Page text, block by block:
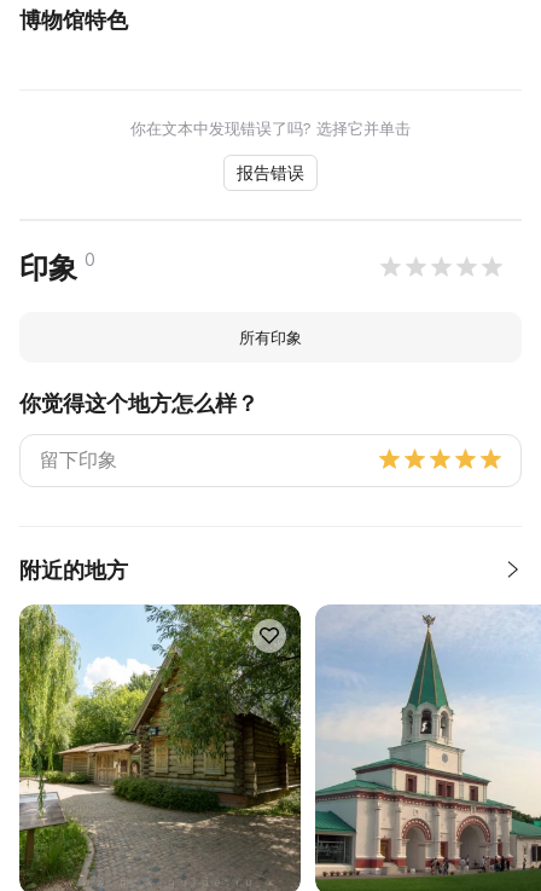
博物馆特色
你在文本中发现错误了吗? 选择它并单击
报告错误
印象 0
所有印象
你觉得这个地方怎么样？
附近的地方